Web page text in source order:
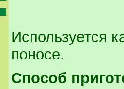
Используется
поносе.
Способ